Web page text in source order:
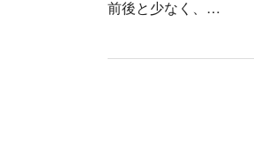
前後と少なく、…